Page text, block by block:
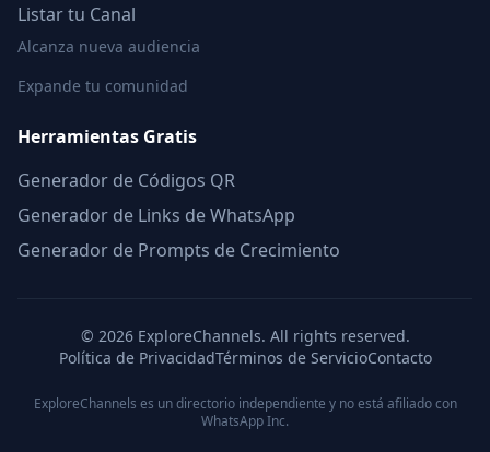
Listar tu Canal
Alcanza nueva audiencia
Expande tu comunidad
Herramientas Gratis
Generador de Códigos QR
Generador de Links de WhatsApp
Generador de Prompts de Crecimiento
© 2026ExploreChannels. All rights reserved.
Política de PrivacidadTérminos de ServicioContacto
ExploreChannels es un directorio independiente y no está afiliado con
WhatsApp Inc.